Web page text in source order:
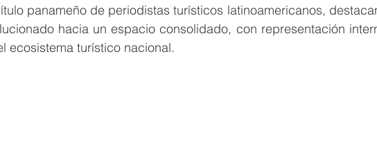
panameño de periodistas turísticos latinoamericanos,
hacia un espacio consolidado, con representación
ecosistema turístico nacional.